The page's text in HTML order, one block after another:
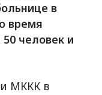
в
время
человек и
МККК в